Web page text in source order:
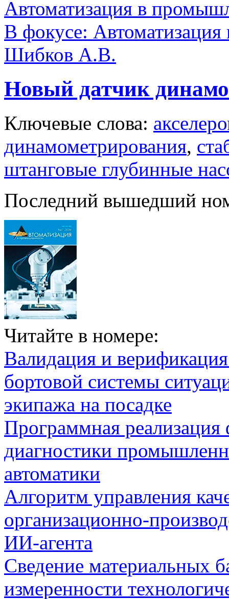
Автоматизация в
В фокусе: Автоматизация
Шибков А.В.
Новый датчик
Ключевые слова:
динамометрирования,
штанговые глубинные
Последний вышедший
Читайте в номере:
Валидация и
бортовой системы
экипажа на посадке
Программная
диагностики
автоматики
Алгоритм управления
организационно-
ИИ-агента
Сведение материальных
измеренности